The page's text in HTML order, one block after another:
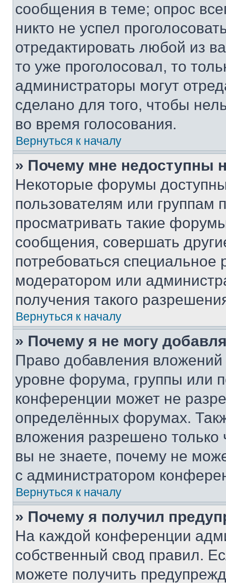
сообщения в теме; опрос
никто не успел
отредактировать любой из
то уже проголосовал, то
администраторы могут
сделано для того, чтобы
во время голосования.
Вернуться к началу
» Почему мне недоступны
Некоторые форумы
пользователям или группам
просматривать такие
сообщения, совершать
потребоваться
модератором или
получения такого
Вернуться к началу
» Почему я не могу
Право добавления
уровне форума, группы или
конференции может не
определённых форумах.
вложения разрешено
вы не знаете, почему не
с администратором
Вернуться к началу
» Почему я получил
На каждой конференции
собственный свод правил.
можете получить